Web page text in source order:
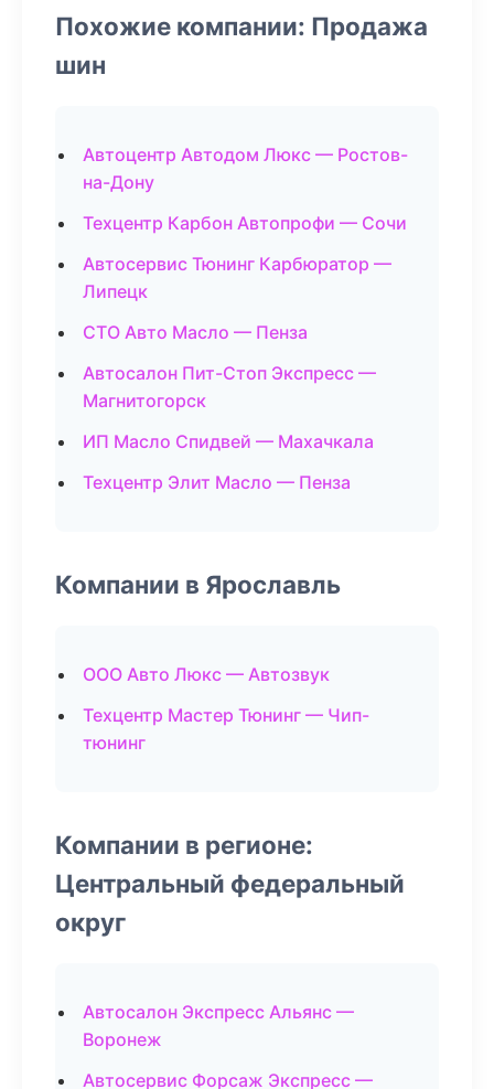
Похожие компании: Продажа
шин
Автоцентр Автодом Люкс — Ростов-
на-Дону
Техцентр Карбон Автопрофи — Сочи
Автосервис Тюнинг Карбюратор —
Липецк
СТО Авто Масло — Пенза
Автосалон Пит-Стоп Экспресс —
Магнитогорск
ИП Масло Спидвей — Махачкала
Техцентр Элит Масло — Пенза
Компании в Ярославль
ООО Авто Люкс — Автозвук
Техцентр Мастер Тюнинг — Чип-
тюнинг
Компании в регионе:
Центральный федеральный
округ
Автосалон Экспресс Альянс —
Воронеж
Автосервис Форсаж Экспресс —